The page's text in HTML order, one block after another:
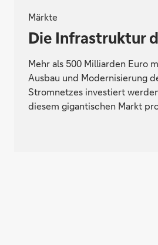
Märkte
Die Infrastruktur
Mehr als 500 Milliarden Euro
Ausbau und Modernisierung
Stromnetzes investiert
diesem gigantischen Markt